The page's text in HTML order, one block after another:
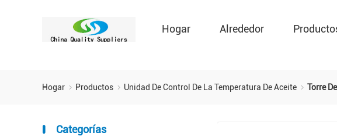
Hogar Alrededor
Hogar Productos Unidad De Control De La Temperatura De Aceite Torre
Categorías